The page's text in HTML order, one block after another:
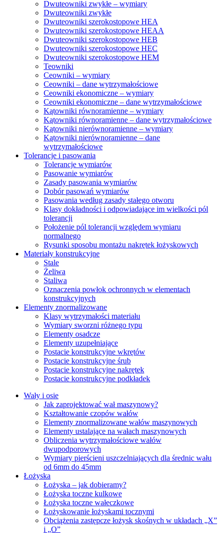
Dwuteowniki zwykłe – wymiary
Dwuteowniki zwykłe
Dwuteowniki szerokostopowe HEA
Dwuteowniki szerokostopowe HEAA
Dwuteowniki szerokostopowe HEB
Dwuteowniki szerokostopowe HEC
Dwuteowniki szerokostopowe HEM
Teowniki
Ceowniki – wymiary
Ceowniki – dane wytrzymałościowe
Ceowniki ekonomiczne – wymiary
Ceowniki ekonomiczne – dane wytrzymałościowe
Kątowniki równoramienne – wymiary
Kątowniki równoramienne – dane wytrzymałościowe
Kątowniki nierównoramienne – wymiary
Kątowniki nierównoramienne – dane
wytrzymałościowe
Tolerancje i pasowania
Tolerancje wymiarów
Pasowanie wymiarów
Zasady pasowania wymiarów
Dobór pasowań wymiarów
Pasowania według zasady stałego otworu
Klasy dokładności i odpowiadające im wielkości pól
tolerancji
Położenie pól tolerancji względem wymiaru
normalnego
Rysunki sposobu montażu nakrętek łożyskowych
Materiały konstrukcyjne
Stale
Żeliwa
Staliwa
Oznaczenia powłok ochronnych w elementach
konstrukcyjnych
Elementy znormalizowane
Klasy wytrzymałości materiału
Wymiary sworzni różnego typu
Elementy osadcze
Elementy uzupełniające
Postacie konstrukcyjne wkrętów
Postacie konstrukcyjne śrub
Postacie konstrukcyjne nakrętek
Postacie konstrukcyjne podkładek
Wały i osie
Jak zaprojektować wał maszynowy?
Kształtowanie czopów wałów
Elementy znormalizowane wałów maszynowych
Elementy ustalające na wałach maszynowych
Obliczenia wytrzymałościowe wałów
dwupodporowych
Wymiary pierścieni uszczelniających dla średnic wału
od 6mm do 45mm
Łożyska
Łożyska – jak dobieramy?
Łożyska toczne kulkowe
Łożyska toczne wałeczkowe
Łożyskowanie łożyskami tocznymi
Obciążenia zastępcze łożysk skośnych w układach „X”
i „O”